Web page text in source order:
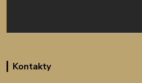
Kontakty